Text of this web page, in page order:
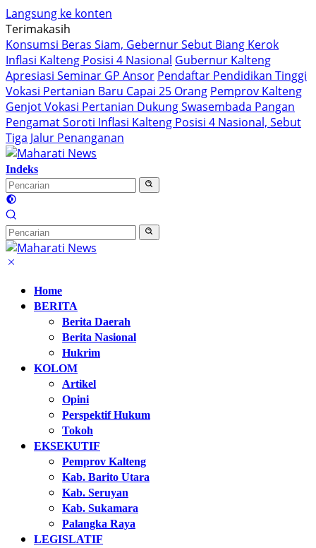
Langsung ke konten
Terimakasih
Konsumsi Beras Siam, Gebernur Sebut Biang Kerok
Inflasi Kalteng Posisi 4 Nasional Gubernur Kalteng
Apresiasi Seminar GP Ansor Pendaftar Pendidikan Tinggi
Vokasi Pertanian Baru Capai 25 Orang Pemprov Kalteng
Genjot Vokasi Pertanian Dukung Swasembada Pangan
Pengamat Soroti Inflasi Kalteng Posisi 4 Nasional, Sebut
Tiga Jalur Penanganan
Indeks
Home
BERITA
Berita Daerah
Berita Nasional
Hukrim
KOLOM
Artikel
Opini
Perspektif Hukum
Tokoh
EKSEKUTIF
Pemprov Kalteng
Kab. Barito Utara
Kab. Seruyan
Kab. Sukamara
Palangka Raya
LEGISLATIF